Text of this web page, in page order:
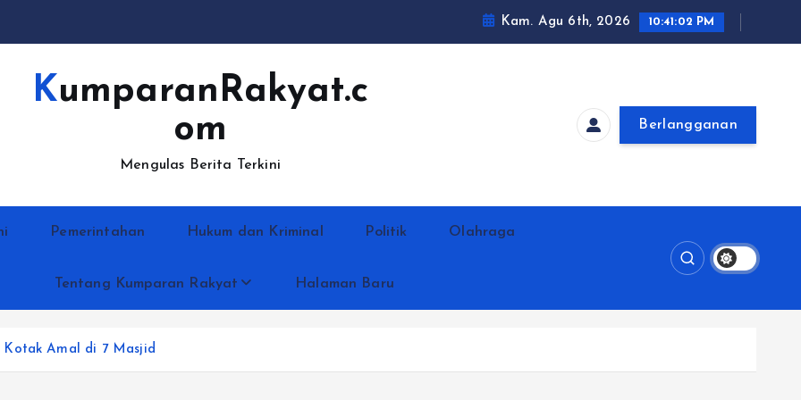
Kam. Agu 6th, 2026 10:41:03 PM
KumparanRakyat.c
om
Mengulas Berita Terkini
Berlangganan
Pemerintahan Hukum dan Kriminal Politik Olahraga
Tentang Kumparan Rakyat Halaman Baru
Kotak Amal di 7 Masjid